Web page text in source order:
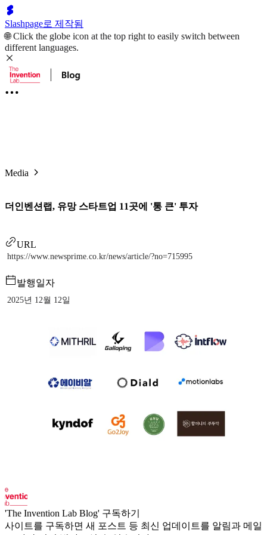
Slashpage로 제작됨
🌐 Click the globe icon at the top right to easily switch between
different languages.
Media
더인벤션랩, 유망 스타트업 11곳에 '통 큰' 투자
URL
https://www.newsprime.co.kr/news/article/?no=715995
발행일자
2025년 12월 12일
'The Invention Lab Blog' 구독하기
사이트를 구독하면 새 포스트 등 최신 업데이트를 알림과 메일